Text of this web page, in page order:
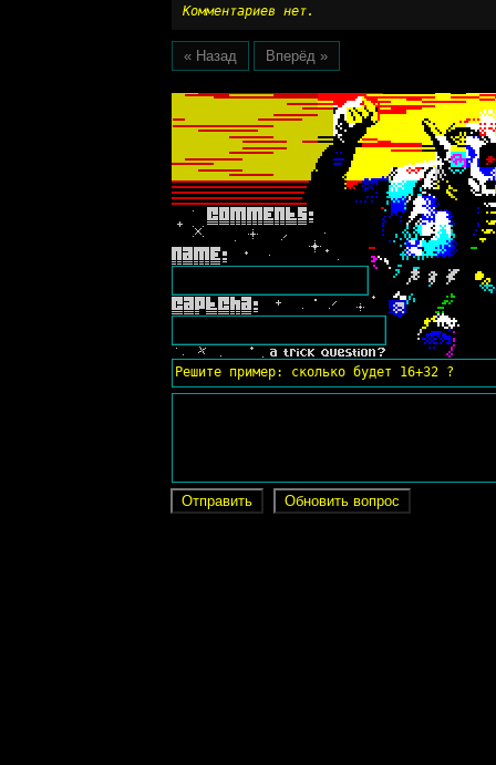
Комментариев нет.
« Назад Вперёд »
Решите пример: сколько будет 16+32 ?
Обновить вопрос
Отправить